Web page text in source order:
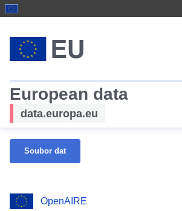
European data
data.europa.eu
Soubor dat
OpenAIRE